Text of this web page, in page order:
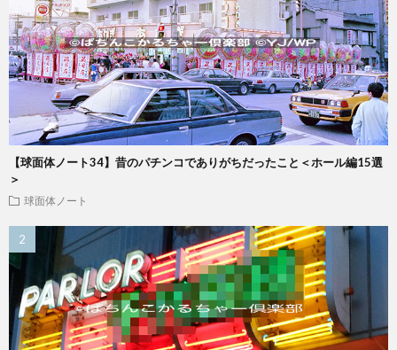
【球面体ノート34】昔のパチンコでありがちだったこと＜ホール編15選
＞
球面体ノート